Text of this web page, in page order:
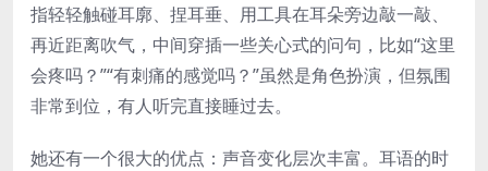
指轻轻触碰耳廓、捏耳垂、用工具在耳朵旁边敲一敲、
再近距离吹气，中间穿插一些关心式的问句，比如“这里
会疼吗？”“有刺痛的感觉吗？”虽然是角色扮演，但氛围
非常到位，有人听完直接睡过去。
她还有一个很大的优点：声音变化层次丰富。耳语的时